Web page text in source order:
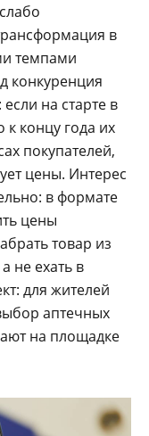
в
темпами
конкуренция
на старте в
к концу года их
покупателей,
цены. Интерес
в формате
цены
товар из
не ехать в
для жителей
аптечных
на площадке